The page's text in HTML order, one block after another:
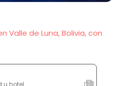
Valle de Luna, Bolivia, con